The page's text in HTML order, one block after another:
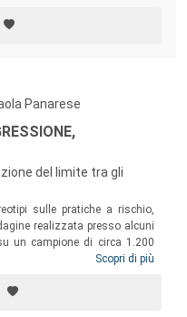
personalità e, soprattutto,
loro elettivi.
Panarese
del limite tra gli
sulle pratiche a rischio,
realizzata presso alcuni
un campione di circa 1.200
il punto di partenza per il
e suggerisce spunti
di questi comportamenti.
Scopri di più